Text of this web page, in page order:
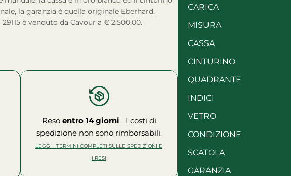
la garanzia è quella originale Eberhard.
è venduto da Cavour a € 2.500,00.
Reso entro 14 giorni. I costi di
spedizione non sono rimborsabili.
LEGGI I TERMINI COMPLETI SULLE SPEDIZIONI E
I RESI
CARICA
MISURA
CASSA
CINTURINO
QUADRANTE
INDICI
VETRO
CONDIZIONE
SCATOLA
GARANZIA